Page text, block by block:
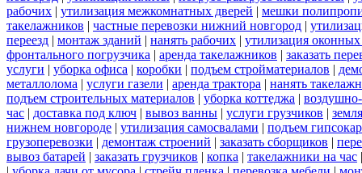
рабочих | утилизация межкомнатных дверей | мешки
такелажников | частные перевозки нижний новгород |
переезд | монтаж зданий | нанять рабочих | утилизация
фронтального погрузчика | аренда такелажников | заказать
услуги | уборка офиса | коробки | подъем стройматериалов |
металлолома | услуги газели | аренда трактора | нанять
подъем строительных материалов | уборка коттеджа |
час | доставка под ключ | вывоз ванны | услуги грузчиков |
нижнем новгороде | утилизация самосвалами | подъем
грузоперевозки | демонтаж строений | заказать сборщиков |
вывоз батарей | заказать грузчиков | копка | такелажники на час